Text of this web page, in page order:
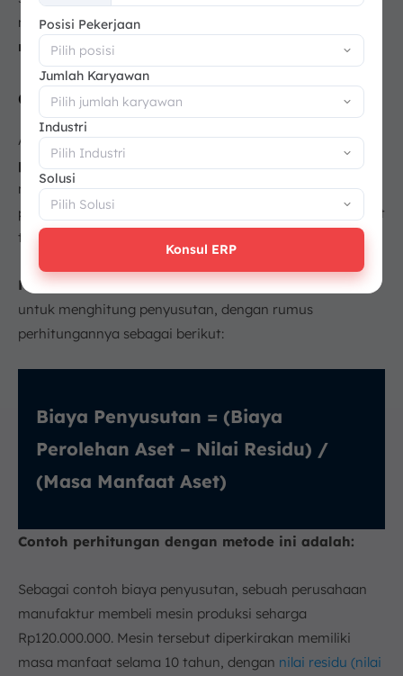
mudah memahaminya,
menghitung beban penyusutan:
a. Metode Garis Lurus
Adabeberapa cara untuk menghitung nilai
penyusutan
, dan yang paling umum digunakan adalah
metode garis lurus. Metode ini membagi beban
penyusutan secara merata, sehingga jumlah yang dicatat
tetap sama setiap tahun selama aset masih digunakan.
Metode garis lurusadalah cara yang paling sederhana
untuk menghitung penyusutan, dengan rumus
perhitungannya sebagai berikut:
Biaya Penyusutan = (Biaya
Perolehan Aset – Nilai Residu) /
(Masa Manfaat Aset)
Contoh perhitungan dengan metode ini adalah:
Sebagai contoh biaya penyusutan, sebuah perusahaan
manufaktur membeli mesin produksi seharga
Rp120.000.000. Mesin tersebut diperkirakan memiliki
masa manfaat selama 10 tahun, dengan nilai residu (nilai
+62
Posisi Pekerjaan
Jumlah Karyawan
Industri
Solusi
Konsul ERP